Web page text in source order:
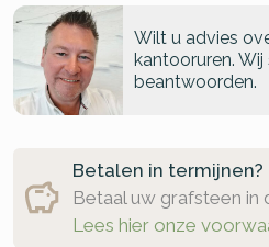
Wilt u advies
kantooruren.
beantwoorden.
Betalen in termijnen?
Betaal uw grafsteen in
Lees hier onze